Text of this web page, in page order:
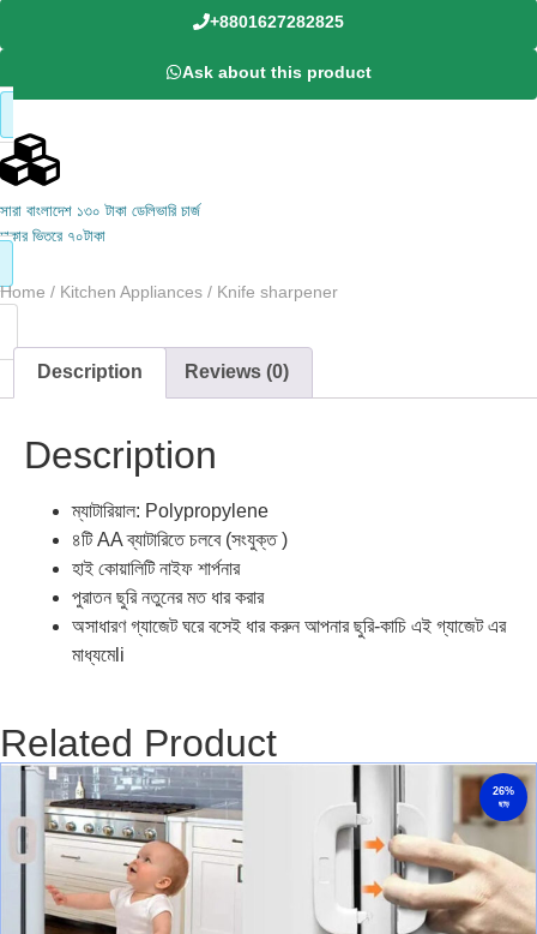
+8801627282825
Ask about this product
সারা বাংলাদেশ ১৩০ টাকা ডেলিভারি চার্জ
ঢাকার ভিতরে ৭০টাকা
Home / Kitchen Appliances / Knife sharpener
Description Reviews (0)
Description
ম্যাটারিয়াল: Polypropylene
৪টি AA ব্যাটারিতে চলবে (সংযুক্ত )
হাই কোয়ালিটি নাইফ শার্পনার
পুরাতন ছুরি নতুনের মত ধার করার
অসাধারণ গ্যাজেট ঘরে বসেই ধার করুন আপনার ছুরি-কাচি এই গ্যাজেট এর
মাধ্যমেli
Related Product
26%
ছাড়